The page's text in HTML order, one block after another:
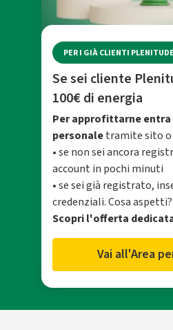
PER I GIÀ CLIENTI
Se sei cliente
100€ di energia
Per approfittarne entra
personaletramite sito o
• se non sei ancora
account in pochi minuti
• se sei già registrato,
credenziali. Cosa aspetti?
Scopri l'offerta
Vai all'Area